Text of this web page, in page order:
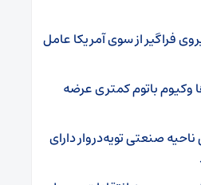
فراگیر از سوی آمریکا عامل
وکیوم باتوم کمتری عرضه
ناحیه صنعتی تویه‌دروار دارای